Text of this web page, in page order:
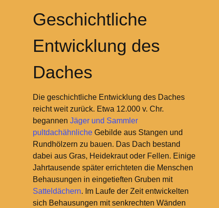
Geschichtliche
Entwicklung des
Daches
Die geschichtliche Entwicklung des Daches
reicht weit zurück. Etwa 12.000 v. Chr.
begannen Jäger und Sammler
pultdachähnlicheGebilde aus Stangen und
Rundhölzern zu bauen. Das Dach bestand
dabei aus Gras, Heidekraut oder Fellen. Einige
Jahrtausende später errichteten die Menschen
Behausungen in eingetieften Gruben mit
Satteldächern. Im Laufe der Zeit entwickelten
sich Behausungen mit senkrechten Wänden